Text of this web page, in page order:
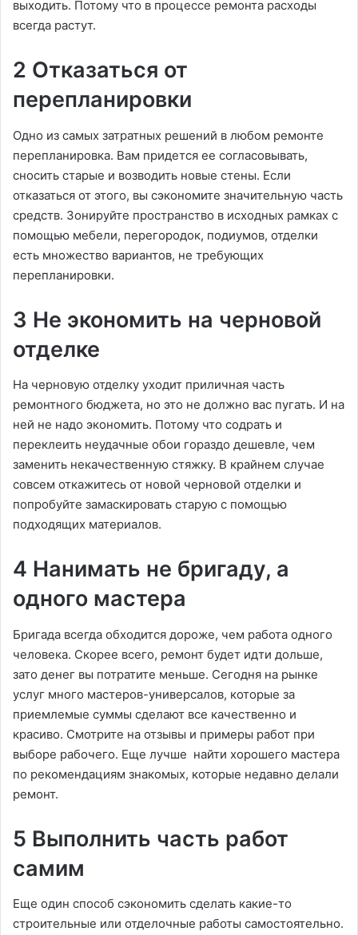
выходить. Потому что в процессе ремонта расходы
всегда растут.
2 Отказаться от
перепланировки
Одно из самых затратных решений в любом ремонте
перепланировка. Вам придется ее согласовывать,
сносить старые и возводить новые стены. Если
отказаться от этого, вы сэкономите значительную часть
средств. Зонируйте пространство в исходных рамках с
помощью мебели, перегородок, подиумов, отделки
есть множество вариантов, не требующих
перепланировки.
3 Не экономить на черновой
отделке
На черновую отделку уходит приличная часть
ремонтного бюджета, но это не должно вас пугать. И на
ней не надо экономить. Потому что содрать и
переклеить неудачные обои гораздо дешевле, чем
заменить некачественную стяжку. В крайнем случае
совсем откажитесь от новой черновой отделки и
попробуйте замаскировать старую с помощью
подходящих материалов.
4 Нанимать не бригаду, а
одного мастера
Бригада всегда обходится дороже, чем работа одного
человека. Скорее всего, ремонт будет идти дольше,
зато денег вы потратите меньше. Сегодня на рынке
услуг много мастеров-универсалов, которые за
приемлемые суммы сделают все качественно и
красиво. Смотрите на отзывы и примеры работ при
выборе рабочего. Еще лучше найти хорошего мастера
по рекомендациям знакомых, которые недавно делали
ремонт.
5 Выполнить часть работ
самим
Еще один способ сэкономить сделать какие-то
строительные или отделочные работы самостоятельно.